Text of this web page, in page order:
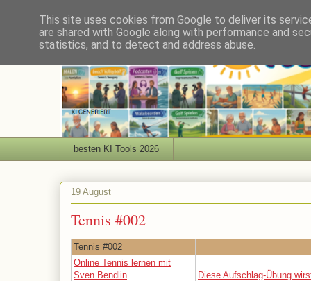
besten KI Tools 2026
19 August
Tennis #002
Tennis #002
Online Tennis lernen mit
Sven Bendlin
Diese Aufschlag-Übung
This site uses cookies from Google to deliver its
are shared with Google along with performance and
statistics, and to detect and address abuse.